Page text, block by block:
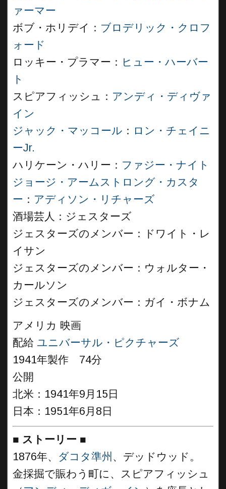
ァーマー
ボブ・ホリデイ： ブロデリック・クロフ
ォード
ロッキー・プラマー： ヒュー・ハーバー
ト
スピアフィッシュ： アンディ・ディヴァ
イン
ジャック・マッコール ： ロン・チェイニ
ーJr.
ハリケーン・ハリー： ファジー・ナイト
ジョージ・アームストロング・カスタ
ー ： アディソン・リチャーズ
酒場芸人：ジェスターズ
ジェスターズのメンバー：ドワイト・レ
イサン
ジェスターズのメンバー：ウォルター・
カールソン
ジェスターズのメンバー：ガイ・ボナム
アメリカ 映画
配給 ユニバーサル・ピクチャーズ
1941年製作 74分
公開
北米：1941年9月15日
日本：1951年6月8日
■ ストーリー ■
1876年、 ダコタ準州 、デッドウッド。
金採掘で賑わう町に、スピアフィッシュ